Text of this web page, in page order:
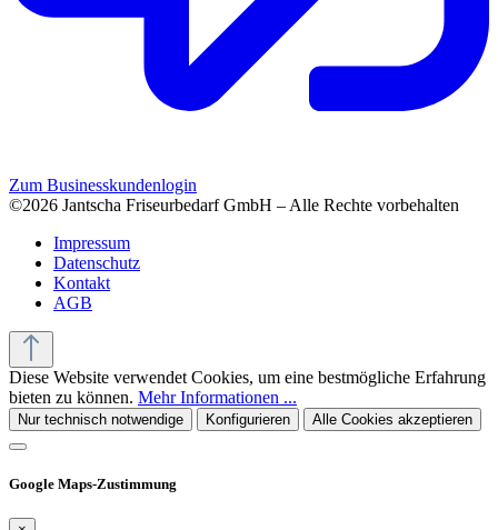
Zum Businesskundenlogin
©2026 Jantscha Friseurbedarf GmbH – Alle Rechte vorbehalten
Impressum
Datenschutz
Kontakt
AGB
Diese Website verwendet Cookies, um eine bestmögliche Erfahrung
bieten zu können. Mehr Informationen ...
Nur technisch notwendige Konfigurieren Alle Cookies akzeptieren
Google Maps-Zustimmung